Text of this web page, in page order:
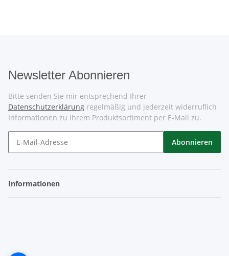
Newsletter Abonnieren
Bitte senden Sie mir entsprechend Ihrer
Datenschutzerklärung regelmäßig und jederzeit widerruflich
Informationen zu Ihrem Produktsortiment per E-Mail zu.
Abonnieren
Informationen